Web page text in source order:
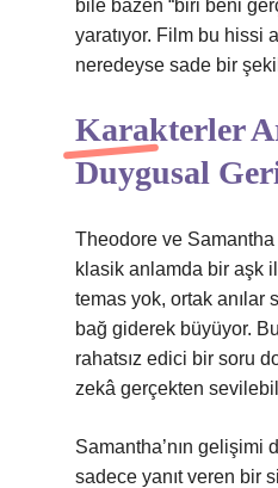
bile bazen “biri beni
yaratıyor. Film bu hissi
neredeyse sade bir
Karakterler
Duygusal
Theodore ve Samantha
klasik anlamda bir aşk
temas yok, ortak anılar
bağ giderek büyüyor.
rahatsız edici bir soru
zekâ gerçekten
Samantha’nın gelişimi
sadece yanıt veren bir